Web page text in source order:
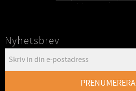
Nyhetsbrev
PRENUMERERA